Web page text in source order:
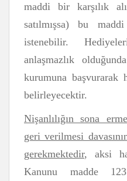
maddi bir karşılık
satılmışsa) bu
istenebilir.
anlaşmazlık
kurumuna başvurarak
belirleyecektir.
Nişanlılığın sona
geri verilmesi
gerekmektedir, aksi
Kanunu madde 123